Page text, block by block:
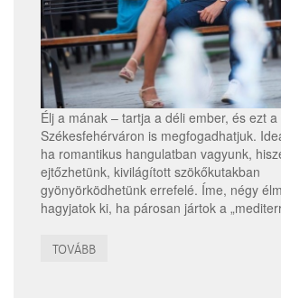
Élj a mának – tartja a déli ember, és ezt
Székesfehérváron is megfogadhatjuk.
ha romantikus hangulatban vagyunk,
ejtőzhetünk, kivilágított szökőkutakban
gyönyörködhetünk errefelé. Íme, négy
hagyjatok ki, ha párosan jártok a
TOVÁBB